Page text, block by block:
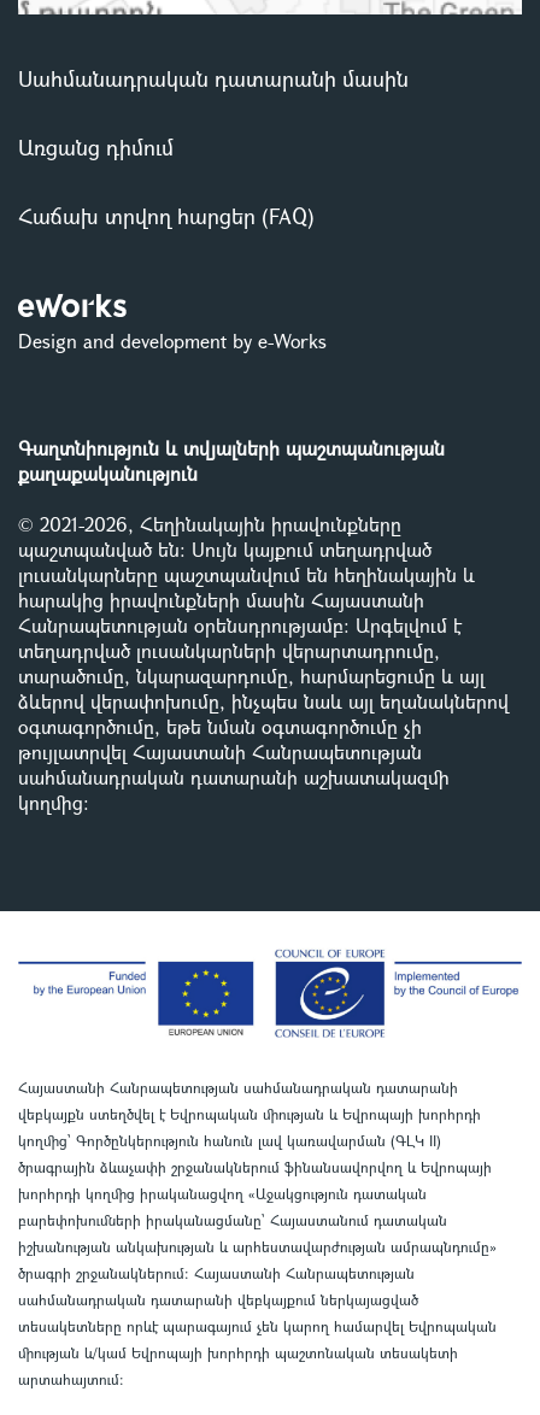
Սահմանադրական դատարանի մասին
Առցանց դիմում
Հաճախ տրվող հարցեր (FAQ)
Design and development by e-Works
Գաղտնիություն և տվյալների պաշտպանության
քաղաքականություն
© 2021-2026, Հեղինակային իրավունքները
պաշտպանված են: Սույն կայքում տեղադրված
լուսանկարները պաշտպանվում են հեղինակային և
հարակից իրավունքների մասին Հայաստանի
Հանրապետության օրենսդրությամբ: Արգելվում է
տեղադրված լուսանկարների վերարտադրումը,
տարածումը, նկարազարդումը, հարմարեցումը և այլ
ձևերով վերափոխումը, ինչպես նաև այլ եղանակներով
օգտագործումը, եթե նման օգտագործումը չի
թույլատրվել Հայաստանի Հանրապետության
սահմանադրական դատարանի աշխատակազմի
կողմից:
Հայաստանի Հանրապետության սահմանադրական դատարանի
վեբկայքն ստեղծվել է Եվրոպական միության և Եվրոպայի խորհրդի
կողմից՝ Գործընկերություն հանուն լավ կառավարման (ԳԼԿ II)
ծրագրային ձևաչափի շրջանակներում ֆինանսավորվող և Եվրոպայի
խորհրդի կողմից իրականացվող «Աջակցություն դատական
բարեփոխումների իրականացմանը` Հայաստանում դատական
իշխանության անկախության և արհեստավարժության ամրապնդումը»
ծրագրի շրջանակներում: Հայաստանի Հանրապետության
սահմանադրական դատարանի վեբկայքում ներկայացված
տեսակետները որևէ պարագայում չեն կարող համարվել Եվրոպական
միության և/կամ Եվրոպայի խորհրդի պաշտոնական տեսակետի
արտահայտում: